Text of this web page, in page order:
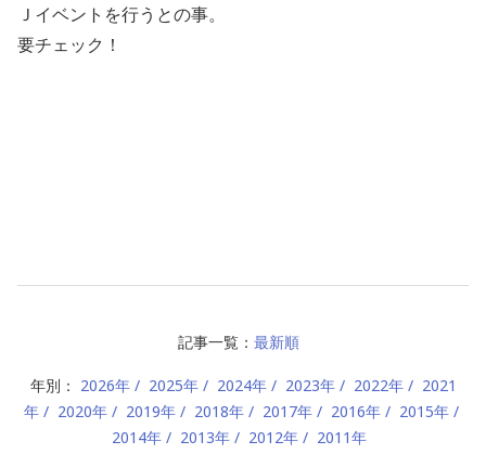
Ｊイベントを行うとの事。
要チェック！
記事一覧： 最新順
年別： 2026年 2025年 2024年 2023年 2022年
2021
年
2020年 2019年 2018年 2017年 2016年
2015年
2014年
2013年 2012年 2011年